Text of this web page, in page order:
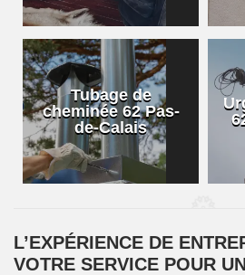
Tubage de
cheminée 62 Pas-
de-Calais
L’EXPÉRIENCE DE
VOTRE SERVICE POUR